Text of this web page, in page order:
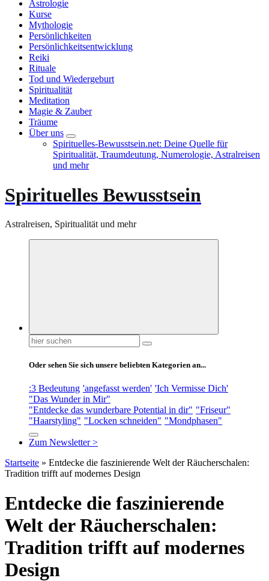
Astrologie
Kurse
Mythologie
Persönlichkeiten
Persönlichkeitsentwicklung
Reiki
Rituale
Tod und Wiedergeburt
Spiritualität
Meditation
Magie & Zauber
Träume
Über uns
Spirituelles-Bewusstsein.net: Deine Quelle für
Spiritualität, Traumdeutung, Numerologie, Astralreisen
und mehr
Spirituelles Bewusstsein
Astralreisen, Spiritualität und mehr
Suchen
nach:
Oder sehen Sie sich unsere beliebten Kategorien an...
:3 Bedeutung 'angefasst werden' 'Ich Vermisse Dich'
"Das Wunder in Mir"
"Entdecke das wunderbare Potential in dir" "Friseur"
"Haarstyling" "Locken schneiden" "Mondphasen"
Zum Newsletter >
Startseite » Entdecke die faszinierende Welt der Räucherschalen:
Tradition trifft auf modernes Design
Entdecke die faszinierende
Welt der Räucherschalen:
Tradition trifft auf modernes
Design